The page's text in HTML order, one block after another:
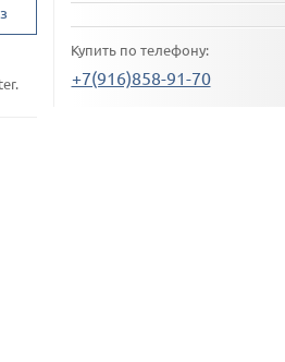
Купить по телефону:
+7(916)858-91-70